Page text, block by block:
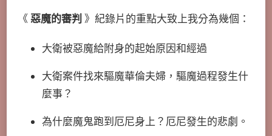
《惡魔的審判》紀錄片的重點大致上我分為幾個：
大衛被惡魔給附身的起始原因和經過
大衛案件找來驅魔華倫夫婦，驅魔過程發生什
麼事？
為什麼魔鬼跑到厄尼身上？厄尼發生的悲劇。